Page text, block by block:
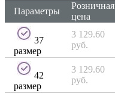
Параметры
Розничная
цена
37
размер
3 129.60
руб.
42
размер
3 129.60
руб.